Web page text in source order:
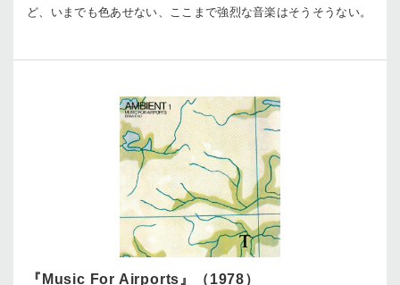
ど、いまでも色あせない、ここまで強烈な音楽はそうそうない。
『Music For Airports』（1978）